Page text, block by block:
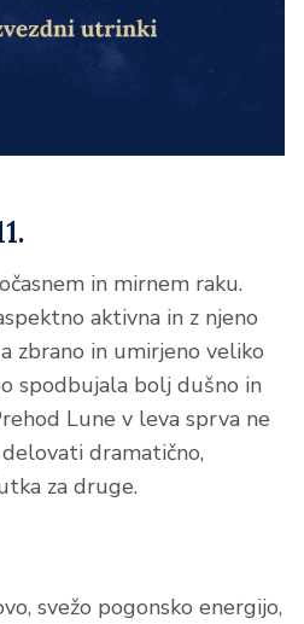
in mirnem raku.
aktivna in z njeno
zbrano in umirjeno veliko
spodbujala bolj dušno in
Lune v leva sprva ne
dramatično,
za druge.
svežo pogonsko energijo,